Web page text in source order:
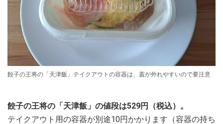
餃子の王将の「天津飯」テイクアウトの容器は、蓋が外れやすいので要注意
餃子の王将の「天津飯」の値段は529円（税込）。
テイクアウト用の容器が別途10円かかります（容器の持ち